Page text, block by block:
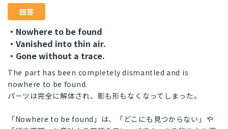
回答
・Nowhere to be found
・Vanished into thin air.
・Gone without a trace.
The part has been completely dismantled and is
nowhere to be found.
パーツは完全に解体され、影も形もなくなってしまった。
「Nowhere to be found」は、「どこにも見つからない」や